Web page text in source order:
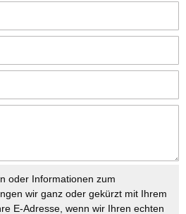
oder Informationen zum
wir ganz oder gekürzt mit Ihrem
E-Adresse, wenn wir Ihren echten